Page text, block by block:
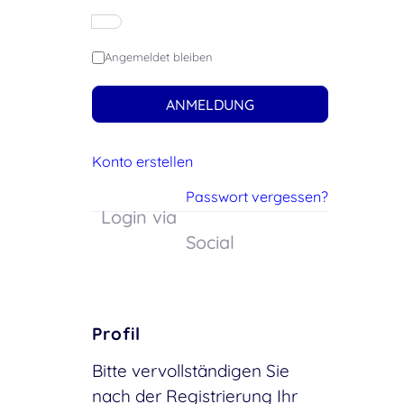
Angemeldet bleiben
ANMELDUNG
Konto erstellen
Passwort vergessen?
Login via
Social
Profil
Bitte vervollständigen Sie
nach der Registrierung Ihr